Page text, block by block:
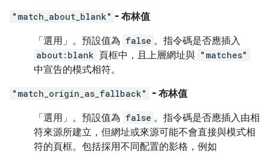
"match_about_blank" - 布林值
「選用」 。預設值為 false 。指令碼是否應插入
about:blank 頁框中，且上層網址與 "matches"
中宣告的模式相符。
"match_origin_as_fallback"
- 布林值
「選用」 。預設值為 false 。指令碼是否應插入由相
符來源所建立，但網址或來源可能不會直接與模式相
符的頁框。包括採用不同配置的影格，例如